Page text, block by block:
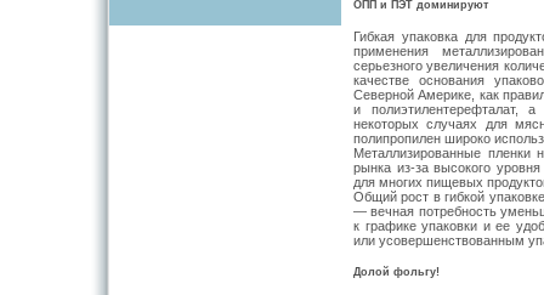
ОПП и ПЭТ доминируют
Гибкая упаковка для
применения
серьезного увеличения
качестве основания
Северной Америке, как
и полиэтилентерефталат,
некоторых случаях для
полипропилен широко
Металлизированные пленки
рынка из-за высокого
для многих пищевых
Общий рост в гибкой
— вечная потребность
к графике упаковки и ее
или усовершенствованным
Долой фольгу!